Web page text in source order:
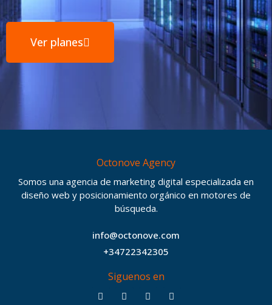
Ver planes
Octonove Agency
Somos una agencia de marketing digital especializada en
diseño web y posicionamiento orgánico en motores de
búsqueda.
info@octonove.com
+34722342305
Siguenos en
F
T
I
B